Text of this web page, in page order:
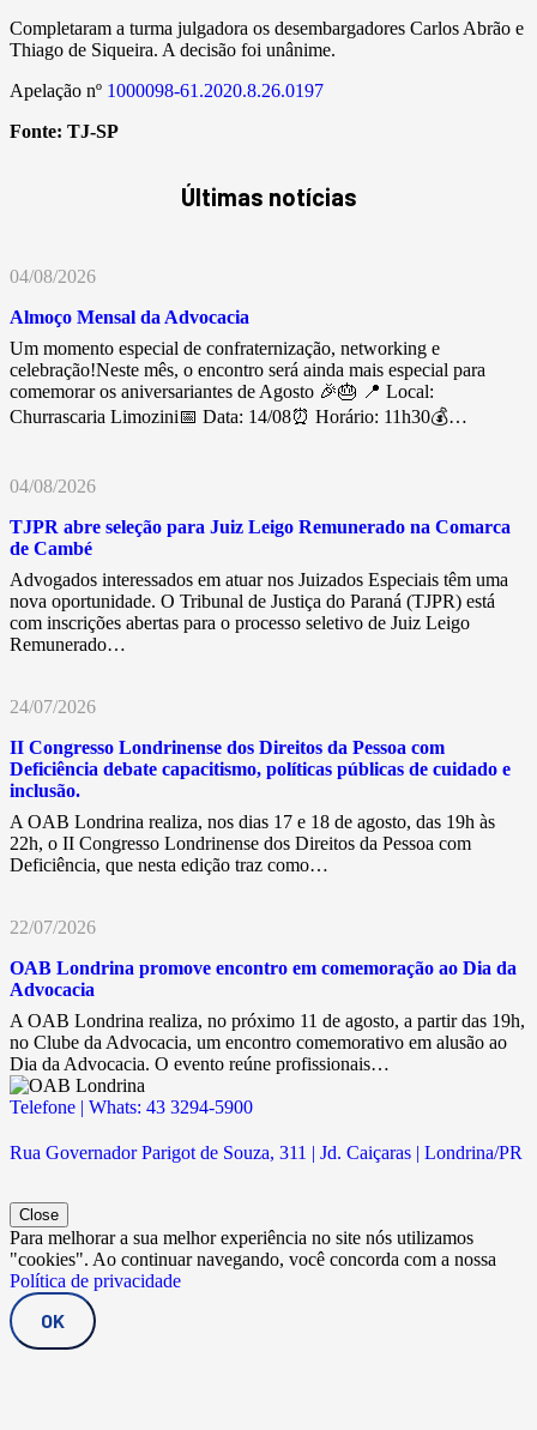
Completaram a turma julgadora os desembargadores Carlos Abrão e
Thiago de Siqueira. A decisão foi unânime.
Apelação nº 1000098-61.2020.8.26.0197
Fonte: TJ-SP
Últimas notícias
04/08/2026
Almoço Mensal da Advocacia
Um momento especial de confraternização, networking e
celebração!Neste mês, o encontro será ainda mais especial para
comemorar os aniversariantes de Agosto 🎉🎂 📍 Local:
Churrascaria Limozini📅 Data: 14/08⏰ Horário: 11h30💰…
04/08/2026
TJPR abre seleção para Juiz Leigo Remunerado na Comarca
de Cambé
Advogados interessados em atuar nos Juizados Especiais têm uma
nova oportunidade. O Tribunal de Justiça do Paraná (TJPR) está
com inscrições abertas para o processo seletivo de Juiz Leigo
Remunerado…
24/07/2026
II Congresso Londrinense dos Direitos da Pessoa com
Deficiência debate capacitismo, políticas públicas de cuidado e
inclusão.
A OAB Londrina realiza, nos dias 17 e 18 de agosto, das 19h às
22h, o II Congresso Londrinense dos Direitos da Pessoa com
Deficiência, que nesta edição traz como…
22/07/2026
OAB Londrina promove encontro em comemoração ao Dia da
Advocacia
A OAB Londrina realiza, no próximo 11 de agosto, a partir das 19h,
no Clube da Advocacia, um encontro comemorativo em alusão ao
Dia da Advocacia. O evento reúne profissionais…
Telefone | Whats: 43 3294-5900
Rua Governador Parigot de Souza, 311 | Jd. Caiçaras | Londrina/PR
Close
Para melhorar a sua melhor experiência no site nós utilizamos
"cookies". Ao continuar navegando, você concorda com a nossa
Política de privacidade
OK